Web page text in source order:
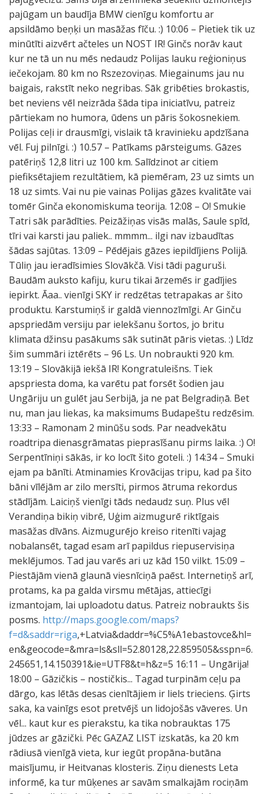
pajūgam un baudīja BMW cienīgu komfortu ar
apsildāmo beņķi un masāžas fīču. :) 10:06 – Pietiek tik uz
minūtīti aizvērt ačteles un NOST IR! Ginčs norāv kaut
kur ne tā un nu mēs nedaudz Polijas lauku reģioniņus
iečekojam. 80 km no Rszezoviņas. Miegainums jau nu
baigais, rakstīt neko negribas. Sāk gribēties brokastis,
bet neviens vēl neizrāda šāda tipa iniciatīvu, patreiz
pārtiekam no humora, ūdens un pāris šokosnekiem.
Polijas ceļi ir drausmīgi, vislaik tā kravinieku apdzīšana
vēl. Fuj pilnīgi. :) 10.57 – Patīkams pārsteigums. Gāzes
patēriņš 12,8 litri uz 100 km. Salīdzinot ar citiem
piefiksētajiem rezultātiem, kā piemēram, 23 uz simts un
18 uz simts. Vai nu pie vainas Polijas gāzes kvalitāte vai
tomēr Ginča ekonomiskuma teorija. 12:08 – O! Smukie
Tatri sāk parādīties. Peizāžiņas visās malās, Saule spīd,
tīri vai karsti jau paliek.. mmmm... ilgi nav izbaudītas
šādas sajūtas. 13:09 – Pēdējais gāzes iepildījiens Polijā.
Tūliņ jau ieradīsimies Slovākčā. Visi tādi paguruši.
Baudām auksto kafiju, kuru tikai ārzemēs ir gadījies
iepirkt. Āaa.. vienīgi SKY ir redzētas tetrapakas ar šito
produktu. Karstumiņš ir galdā viennozīmīgi. Ar Ginču
apspriedām versiju par ielekšanu šortos, jo britu
klimata džinsu pasākums sāk sutināt pāris vietas. :) Līdz
šim summāri iztērēts – 96 Ls. Un nobraukti 920 km.
13:19 – Slovākijā iekšā IR! Kongratuleišns. Tiek
apspriesta doma, ka varētu pat forsēt šodien jau
Ungāriju un gulēt jau Serbijā, ja ne pat Belgradiņā. Bet
nu, man jau liekas, ka maksimums Budapeštu redzēsim.
13:33 – Ramonam 2 minūšu sods. Par neadvekātu
roadtripa dienasgrāmatas pieprasīšanu pirms laika. :) O!
Serpentīniņi sākās, ir ko locīt šito goteli. :) 14:34 – Smuki
ejam pa bānīti. Atminamies Krovācijas tripu, kad pa šito
bāni vīlējām ar zilo mersīti, pirmos ātruma rekordus
stādījām. Laiciņš vienīgi tāds nedaudz suņ. Plus vēl
Verandiņa bikiņ vibrē, Uģim aizmugurē riktīgais
masāžas dīvāns. Aizmugurējo kreiso ritenīti vajag
nobalansēt, tagad esam arī papildus riepuservisiņa
meklējumos. Tad jau varēs ari uz kād 150 vilkt. 15:09 –
Piestājām vienā glaunā viesnīciņā paēst. Internetiņš arī,
protams, ka pa galda virsmu mētājas, attiecīgi
izmantojam, lai uploadotu datus. Patreiz nobraukts šis
posms. http://maps.google.com/maps?
f=d&saddr=riga,+Latvia&daddr=%C5%A1ebastovce&hl=
en&geocode=&mra=ls&sll=52.80128,22.859505&sspn=6.
245651,14.150391&ie=UTF8&t=h&z=5 16:11 – Ungārija!
18:00 – Gāzičkis – nostičkis... Tagad turpinām ceļu pa
dārgo, kas lētās desas cienītājiem ir liels trieciens. Ģirts
saka, ka vainīgs esot pretvējš un lidojošās vāveres. Un
vēl... kaut kur es pierakstu, ka tika nobrauktas 175
jūdzes ar gāzički. Pēc GAZAZ LIST izskatās, ka 20 km
rādiusā vienīgā vieta, kur iegūt propāna-butāna
maisījumu, ir Heitvanas klosteris. Ziņu dienests Leta
informē, ka tur mūķenes ar savām smalkajām rociņām